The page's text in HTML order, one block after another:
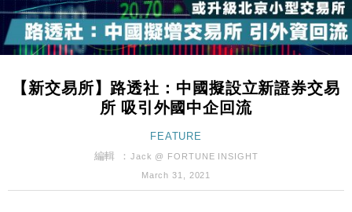
13:44
財經｜內地7月美元計價出口增近24%勝預期 貿易順
差達1125億美元
12:44
財經｜日本春季三度入市撐日圓 4月單日斥6.28萬億
11:12
國際｜特朗普料美伊戰事快結束 承認部分彈藥庫存緊
財經｜SA售股自救後再出手 斥4億美元押注未上市公
財經｜華僑銀行上半年淨利創新高 中期息增15%至
47仙
【新交易所】路透社：中國擬設立新證券交易
所 吸引外國中企回流
FEATURE
編輯 ：Jack @ FORTUNE INSIGHT
March 31, 2021